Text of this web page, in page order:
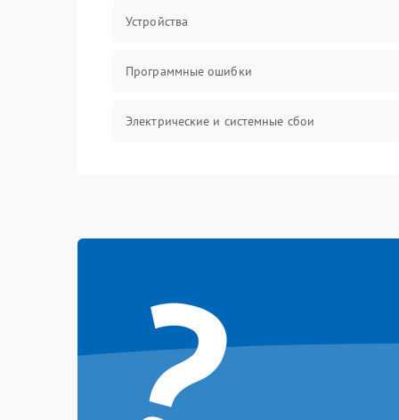
Устройства
Программные ошибки
Электрические и системные сбои
Система охлаждения